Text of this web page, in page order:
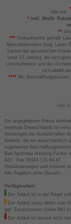
Alle mit
*inkl. MwSt.
**
*** Verkaufspreis gemäß
Spezialitätentaxe (sog. Lauer-
Lasten der gesetzlichen
unter 12 Jahren), die sich
Unternehmens und der
sich nicht
****BK:
Hier
Die angegebenen Preise
innerhalb Deutschlands ist
Sendungen ins Ausland fallen
Artikeln, die wir ausschließlich
sogenannte
Bad Apotheke Henning Fichter
422 - Fax 05424 / 21 64 47
Preisänderungen und Irrtümer
Alle Angaben ohne Gewähr.
Verfügbarkeit:
Der Artikel ist in der Regel
Der Artikel muss direkt vom
ggf. Zusatzkosten (siehe BK)
Der Artikel ist derzeit nicht